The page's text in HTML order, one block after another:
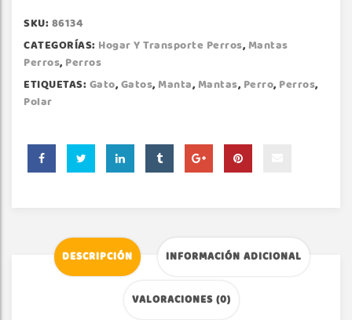
SKU: 86134
CATEGORÍAS: Hogar Y Transporte Perros,Mantas
Perros, Perros
ETIQUETAS: Gato,Gatos,Manta,Mantas, Perro, Perros,
Polar
DESCRIPCIÓN INFORMACIÓN ADICIONAL
VALORACIONES (0)